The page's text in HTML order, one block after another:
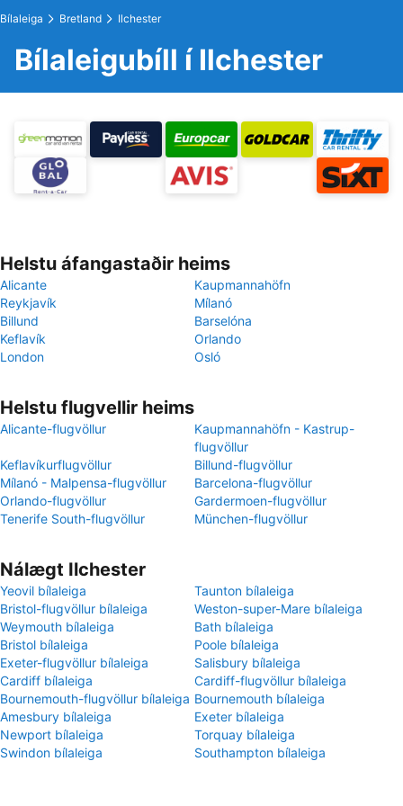
Bílaleiga Bretland Ilchester
Bílaleigubíll í Ilchester
Helstu áfangastaðir heims
Alicante
Kaupmannahöfn
Reykjavík
Mílanó
Billund
Barselóna
Keflavík
Orlando
London
Osló
Helstu flugvellir heims
Alicante-flugvöllur
Kaupmannahöfn - Kastrup-
flugvöllur
Keflavíkurflugvöllur
Billund-flugvöllur
Mílanó - Malpensa-flugvöllur
Barcelona-flugvöllur
Orlando-flugvöllur
Gardermoen-flugvöllur
Tenerife South-flugvöllur
München-flugvöllur
Nálægt Ilchester
Yeovil bílaleiga
Taunton bílaleiga
Bristol-flugvöllur bílaleiga
Weston-super-Mare bílaleiga
Weymouth bílaleiga
Bath bílaleiga
Bristol bílaleiga
Poole bílaleiga
Exeter-flugvöllur bílaleiga
Salisbury bílaleiga
Cardiff bílaleiga
Cardiff-flugvöllur bílaleiga
Bournemouth-flugvöllur bílaleiga Bournemouth bílaleiga
Amesbury bílaleiga
Exeter bílaleiga
Newport bílaleiga
Torquay bílaleiga
Swindon bílaleiga
Southampton bílaleiga